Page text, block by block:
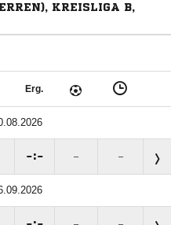
KREISLIGA B,
Erg.
: – –